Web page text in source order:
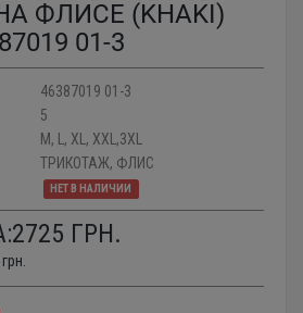
ФЛИСЕ (KHAKI)
01-3
46387019 01-3
5
M, L, XL, XXL,3XL
ТРИКОТАЖ, ФЛИС
НЕТ В НАЛИЧИИ
2725 ГРН.
грн.